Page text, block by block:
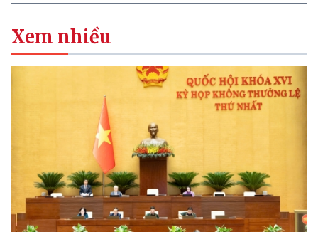
Xem nhiều